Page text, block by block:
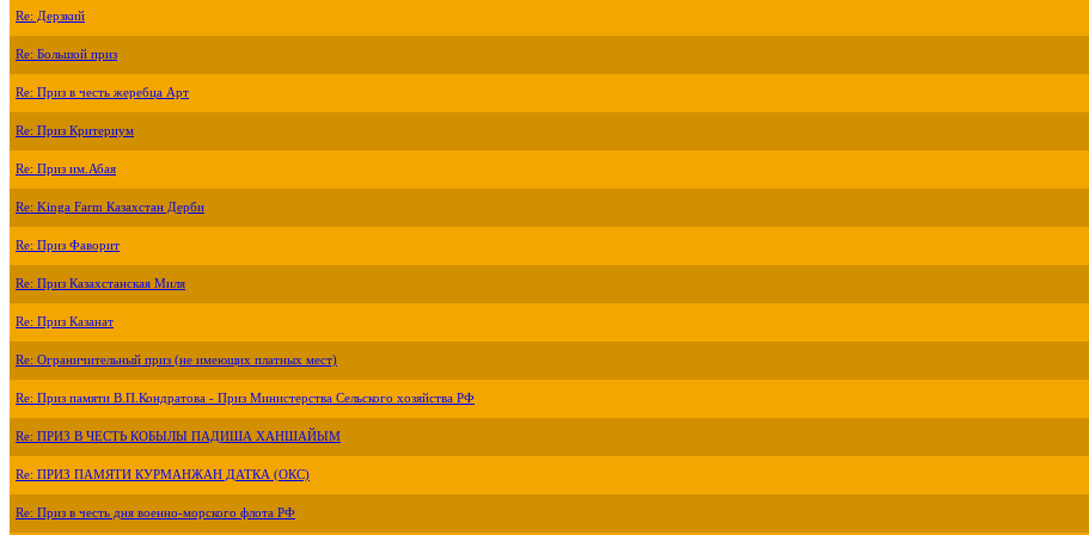
Re: Дерзкий
Re: Большой приз
Re: Приз в честь жеребца Арт
Re: Приз Критериум
Re: Приз им.Абая
Re: Kinga Farm Казахстан Дерби
Re: Приз Фаворит
Re: Приз Казахстанская Миля
Re: Приз Казанат
Re: Ограничительный приз (не имеющих платных мест)
Re: Приз памяти В.П.Кондратова - Приз Министерства Сельского хозяйства РФ
Re: ПРИЗ В ЧЕСТЬ КОБЫЛЫ ПАДИША ХАНШАЙЫМ
Re: ПРИЗ ПАМЯТИ КУРМАНЖАН ДАТКА (ОКС)
Re: Приз в честь дня военно-морского флота РФ